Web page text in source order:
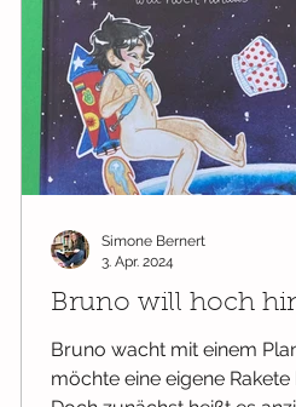
Bruno will hoch
Bruno wacht mit einem
möchte eine eigene Rakete
Simone Bernert
3. Apr. 2024